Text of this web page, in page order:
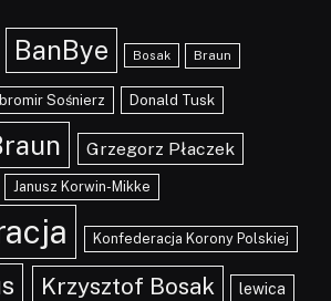
BanBye Bosak Braun
Sośnierz Donald Tusk
Grzegorz Płaczek
Janusz Korwin-Mikke
Konfederacja Korony Polskiej
Krzysztof Bosak lewica